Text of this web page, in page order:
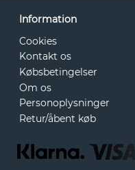
Information
Cookies
Kontakt os
Købsbetingelser
Om os
Personoplysninger
Retur/åbent køb